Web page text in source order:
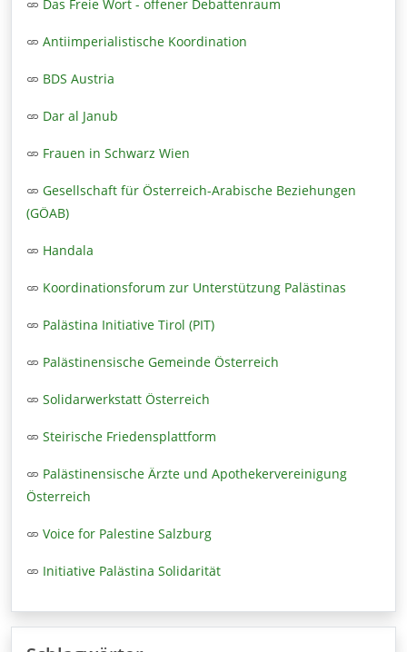
Das Freie Wort - offener Debattenraum
Antiimperialistische Koordination
BDS Austria
Dar al Janub
Frauen in Schwarz Wien
Gesellschaft für Österreich-Arabische Beziehungen
(GÖAB)
Handala
Koordinationsforum zur Unterstützung Palästinas
Palästina Initiative Tirol (PIT)
Palästinensische Gemeinde Österreich
Solidarwerkstatt Österreich
Steirische Friedensplattform
Palästinensische Ärzte und Apothekervereinigung
Österreich
Voice for Palestine Salzburg
Initiative Palästina Solidarität